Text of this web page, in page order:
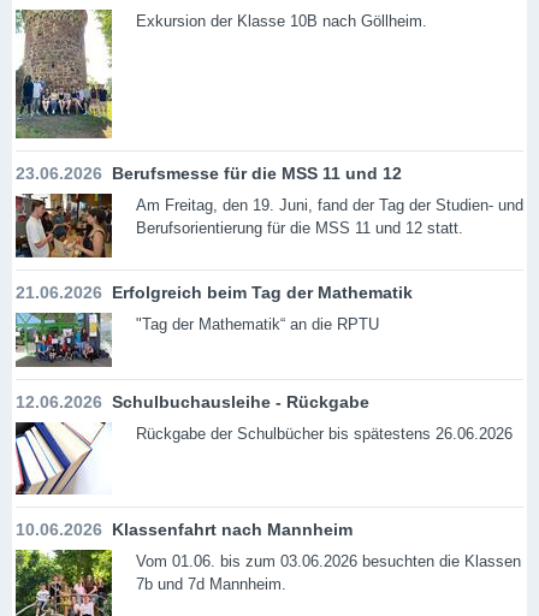
Exkursion der Klasse 10B nach Göllheim.
23.06.2026 Berufsmesse für die MSS 11 und 12
Am Freitag, den 19. Juni, fand der Tag der Studien- und
Berufsorientierung für die MSS 11 und 12 statt.
21.06.2026 Erfolgreich beim Tag der Mathematik
"Tag der Mathematik“ an die RPTU
12.06.2026 Schulbuchausleihe - Rückgabe
Rückgabe der Schulbücher bis spätestens 26.06.2026
10.06.2026 Klassenfahrt nach Mannheim
Vom 01.06. bis zum 03.06.2026 besuchten die Klassen
7b und 7d Mannheim.